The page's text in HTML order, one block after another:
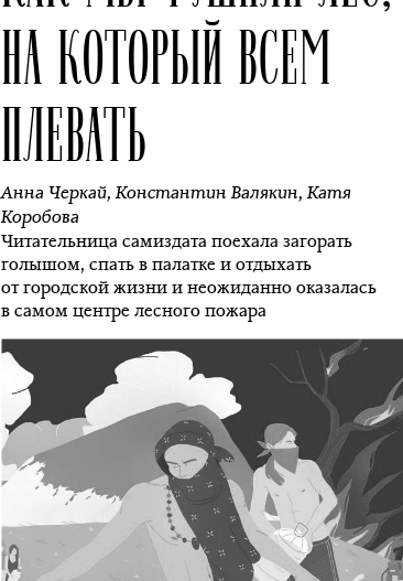
НА КОТОРЫЙ ВСЕМ
ПЛЕВАТЬ
Анна Черкай,Константин Валякин,Катя
Коробова
Читательница самиздата поехала загорать
голышом, спать в палатке и отдыхать
от городской жизни и неожиданно оказалась
в самом центре лесного пожара